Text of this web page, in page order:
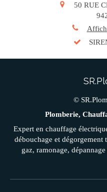
50 RUE
©
Plomberie,
Expert en chauffage
débouchage et dégorgement
gaz, ramonage,